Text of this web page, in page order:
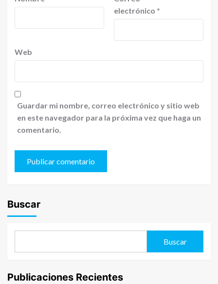
electrónico *
Web
Guardar mi nombre, correo electrónico y sitio web
en este navegador para la próxima vez que haga un
comentario.
Buscar
Buscar
Publicaciones Recientes